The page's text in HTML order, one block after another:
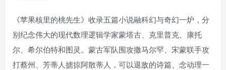
《苹果核里的桃先生》收录五篇小说融科幻与奇幻一炉，分
别纪念伟大的现代数理逻辑学家蒙塔古、克里普克、康托
尔、希尔伯特和图灵。蒙古军队围攻撒马尔罕、宋蒙联手攻
打蔡州、芳蒂人掳掠阿散蒂人，可以退敌的诗篇、念动理一